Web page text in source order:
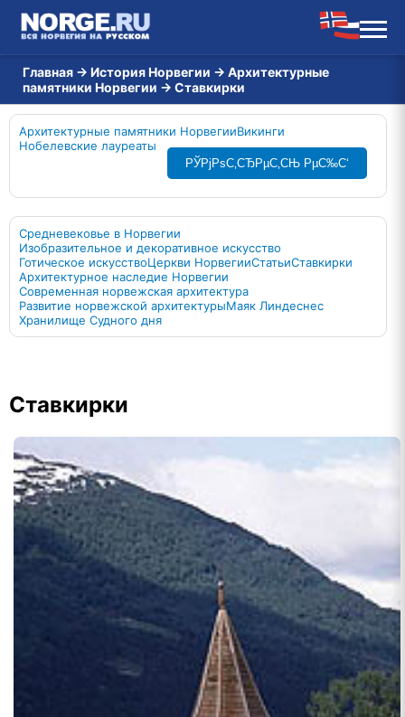
Главная → История Норвегии → Архитектурные
памятники Норвегии → Ставкирки
Архитектурные памятники НорвегииВикинги
Нобелевские лауреаты
РЎРјРѕС‚СЂРµС‚СЊ РµС‰С‘
Средневековье в Норвегии
Изобразительное и декоративное искусство
Готическое искусствоЦеркви НорвегииСтатьиСтавкирки
Архитектурное наследие Норвегии
Современная норвежская архитектура
Развитие норвежской архитектурыМаяк Линдеснес
Хранилище Судного дня
Ставкирки